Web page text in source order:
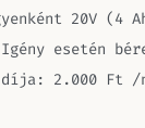
20V (4
esetén
2.000 Ft /